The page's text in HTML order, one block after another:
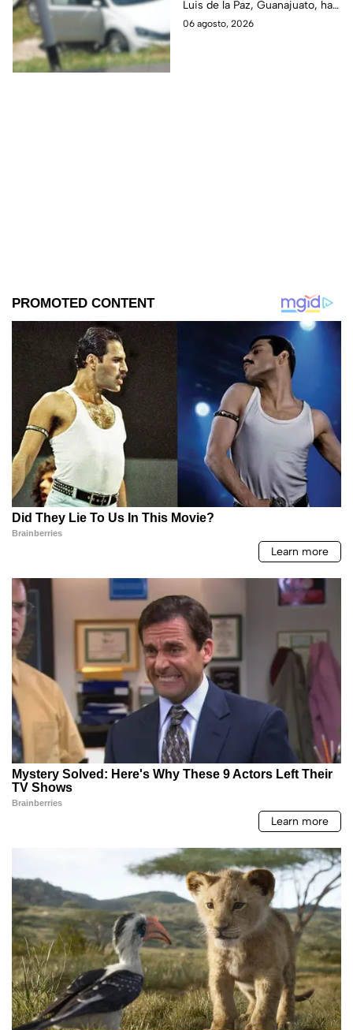
sale PROY3CTADO
fuera de la pista
Luis de la Paz, Guanajuato, ha
dejado severos daños
06 agosto, 2026